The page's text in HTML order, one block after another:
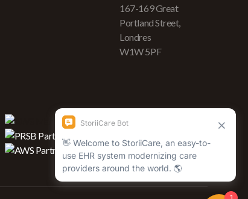
167-169 Great
Portland Street,
Londres
W1W 5PF